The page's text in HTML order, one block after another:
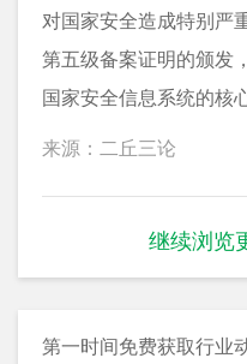
对国家安全造成特别严
第五级备案证明的颁发
国家安全信息系统的核
来源：二丘三论
继续浏览
第一时间免费获取行业